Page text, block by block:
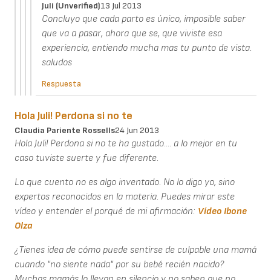
Juli (unverified)13 Jul 2013
Concluyo que cada parto es único, imposible saber
que va a pasar, ahora que se, que viviste esa
experiencia, entiendo mucha mas tu punto de vista.
saludos
Respuesta
Hola Juli! Perdona si no te
Claudia Pariente Rossells24 Jun 2013
Hola Juli! Perdona si no te ha gustado.... a lo mejor en tu
caso tuviste suerte y fue diferente.
Lo que cuento no es algo inventado. No lo digo yo, sino
expertos reconocidos en la materia. Puedes mirar este
vídeo y entender el porqué de mi afirmación: Vídeo Ibone
Olza
¿Tienes idea de cómo puede sentirse de culpable una mamá
cuando "no siente nada" por su bebé recién nacido?